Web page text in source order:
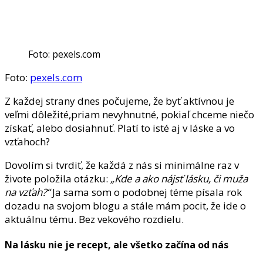
Foto: pexels.com
Foto: pexels.com
Z každej strany dnes počujeme, že byť aktívnou je
veľmi dôležité,priam nevyhnutné, pokiaľ chceme niečo
získať, alebo dosiahnuť. Platí to isté aj v láske a vo
vzťahoch?
Dovolím si tvrdiť, že každá z nás si minimálne raz v
živote položila otázku: „Kde a ako nájsť lásku, či muža
na vzťah?“Ja sama som o podobnej téme písala rok
dozadu na svojom blogu a stále mám pocit, že ide o
aktuálnu tému. Bez vekového rozdielu.
Na lásku nie je recept, ale všetko začína od nás